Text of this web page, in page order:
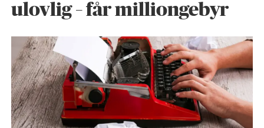
ulovlig – får milliongebyr